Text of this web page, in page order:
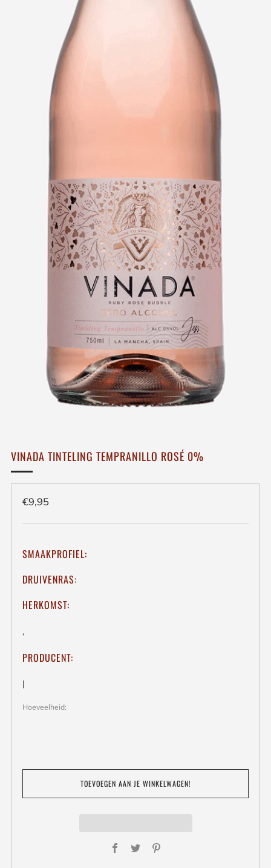
VINADA TINTELING TEMPRANILLO ROSÉ 0%
Regulieren
€9,95
SMAAKPROFIEL:
DRUIVENRAS:
HERKOMST:
,
PRODUCENT:
|
Hoeveelheid:
TOEVOEGEN AAN JE WINKELWAGEN!
Facebook
Twitter